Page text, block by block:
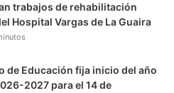
trabajos de rehabilitación
Hospital Vargas de La Guaira
de Educación fija inicio del año
2027 para el 14 de